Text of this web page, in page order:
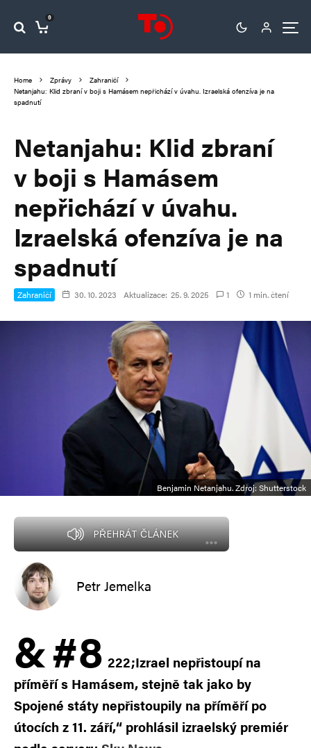
0
Home Zprávy
Zahraničí
Netanjahu: Klid zbraní v boji s Hamásem nepřichází v úvahu. Izraelská ofenzíva je na
spadnutí
Netanjahu: Klid zbraní
v boji s Hamásem
nepřichází v úvahu.
Izraelská ofenzíva je na
spadnutí
Zahraničí 30. 10. 2023 Aktualizace: 25. 9. 2025 1 1 min. čtení
Benjamin Netanjahu. Zdroj: Shutterstock
PŘEHRÁT ČLÁNEK
Petr Jemelka
&#8 222;Izrael nepřistoupí na
příměří s Hamásem, stejně tak jako by
Spojené státy nepřistoupily na příměří po
útocích z 11. září,“ prohlásil izraelský premiér